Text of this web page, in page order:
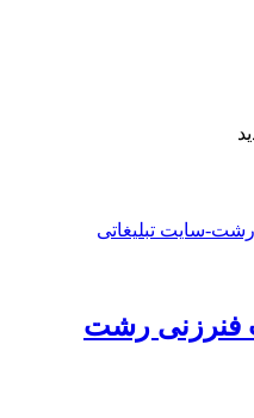
فنرزنی رشت